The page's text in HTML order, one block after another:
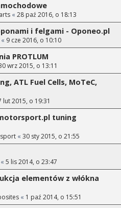
« 28 paź 2016, o 18:13
i felgami - Oponeo.pl
« 9 cze 2016, o 10:10
PROTLUM
wrz 2015, o 13:11
ATL Fuel Cells, MoTeC,
lut 2015, o 19:31
tuning
« 30 sty 2015, o 21:55
« 5 lis 2014, o 23:47
elementów z włókna
« 1 paź 2014, o 15:51